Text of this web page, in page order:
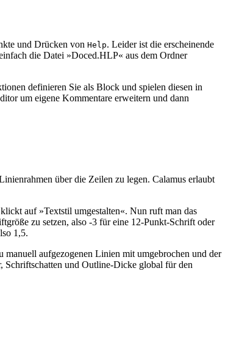
und Drücken von Help. Leider ist die erscheinende
die Datei »Doced.HLP« aus dem Ordner
definieren Sie als Block und spielen diesen in
um eigene Kommentare erweitern und dann
über die Zeilen zu legen. Calamus erlaubt
auf »Textstil umgestalten«. Nun ruft man das
zu setzen, also -3 für eine 12-Punkt-Schrift oder
1,5.
manuell aufgezogenen Linien mit umgebrochen und der
Schriftschatten und Outline-Dicke global für den